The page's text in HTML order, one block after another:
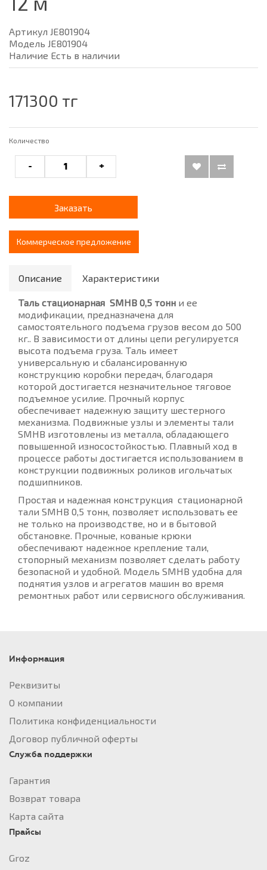
Артикул JE801904
Модель JE801904
Наличие Есть в наличии
171300 тг
Количество
- +
Заказать
Коммерческое предложение
Описание Характеристики
Таль стационарная SMHB 0,5 тонн и ее
модификации, предназначена для
самостоятельного подъема грузов весом до 500
кг.. В зависимости от длины цепи регулируется
высота подъема груза. Таль имеет
универсальную и сбалансированную
конструкцию коробки передач, благодаря
которой достигается незначительное тяговое
подъемное усилие. Прочный корпус
обеспечивает надежную защиту шестерного
механизма. Подвижные узлы и элементы тали
SMHB изготовлены из металла, обладающего
повышенной износостойкостью. Плавный ход в
процессе работы достигается использованием в
конструкции подвижных роликов игольчатых
подшипников.
Простая и надежная конструкция стационарной
тали SMHB 0,5 тонн, позволяет использовать ее
не только на производстве, но и в бытовой
обстановке. Прочные, кованые крюки
обеспечивают надежное крепление тали,
стопорный механизм позволяет сделать работу
безопасной и удобной. Модель SMHB удобна для
поднятия узлов и агрегатов машин во время
ремонтных работ или сервисного обслуживания.
Информация
Реквизиты
О компании
Политика конфиденциальности
Договор публичной оферты
Служба поддержки
Гарантия
Возврат товара
Карта сайта
Прайсы
Groz